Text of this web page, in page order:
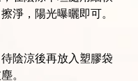
淨，陽光曝曬即可。
陰涼後再放入塑膠袋
。